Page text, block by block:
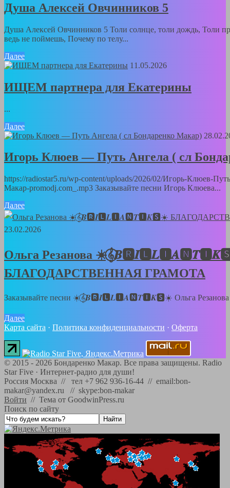
Душа Алексей Овчинников 5
Душа Алексей Овчинников 5 Толи солнце, толи дождь, Толи
ведь не поймешь, Почему по телу...
Далее
11.05.2026
ИЩЕМ партнера для Екатерины
...
Далее
Игорь Клюев — Путь Ангела ( сл
https://radiostar5.ru/wp-content/uploads/2026/02/Игорь-Клюев-
Макар-promodj.com_.mp3 Заказывайте песни Игорь Клюева...
Далее
23.02.2026
Ольга Резанова
БЛАГОДАРСТВЕННАЯ ГРАМОТА
Заказывайте песни ☀️𝄞⃝𝑩🆁𝑰🅻𝑳🅸𝑨🅽𝑻🅸𝑲🆂☀️ Ольга Резанова
Далее
Карта сайта · Политика конфиденциальности · Оферта
© 2015 - 2026 Бондаренко Макар. Все права защищены. Radio
Star Five · Интернет-радио для души!
Россия Москва // тел +7 962 936-16-44 // email:bon-
makar@yandex.ru // skype:bon-makar
Войти // Тема от GoodwinPress.ru
Поиск по сайту